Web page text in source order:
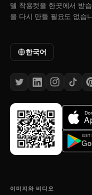
델 착용컷을 한곳에서 받
을 다시 만들 필요도 없습
한국어
이미지와 비디오